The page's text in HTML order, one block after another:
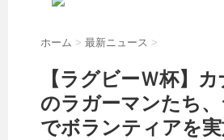
ホーム > 最新ニュース >
【ラグビーＷ杯】
のラガーマンたち
でボランティアを実